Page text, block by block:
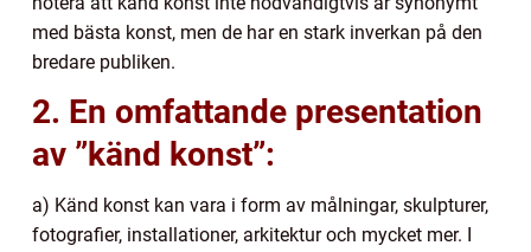
med bästa konst, men de har en stark inverkan på den
bredare publiken.
2. En omfattande presentation
av ”känd konst”:
a) Känd konst kan vara i form av målningar, skulpturer,
fotografier, installationer, arkitektur och mycket mer. I